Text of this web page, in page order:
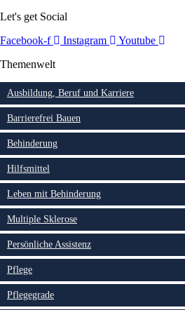
Let's get Social
Facebook-f
Instagram
Youtube
Themenwelt
Ausbildung, Beruf und Karriere
Barrierefrei Bauen
Behinderung
Hilfsmittel
Leben mit Behinderung
Multiple Sklerose
Persönliche Assistenz
Pflege
Pflegegrade